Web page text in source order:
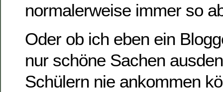
normalerweise immer so
Oder ob ich eben ein
nur schöne Sachen
Schülern nie ankommen